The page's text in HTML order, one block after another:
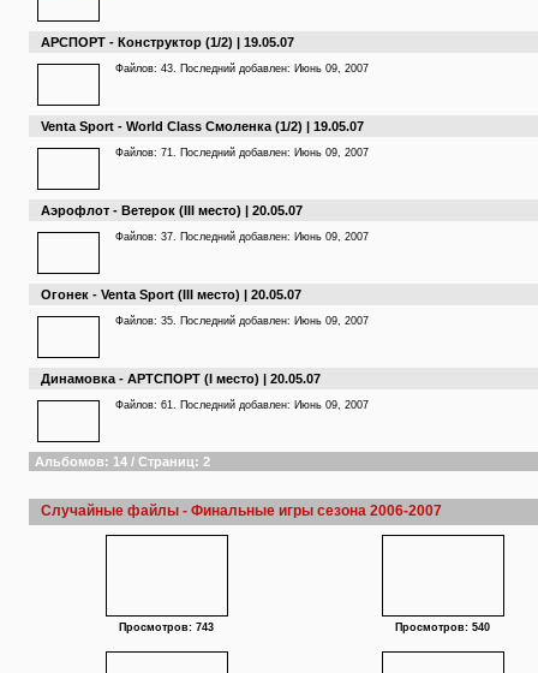
АРСПОРТ - Конструктор (1/2) | 19.05.07
Файлов: 43. Последний добавлен: Июнь 09, 2007
Venta Sport - World Class Смоленка (1/2) | 19.05.07
Файлов: 71. Последний добавлен: Июнь 09, 2007
Аэрофлот - Ветерок (III место) | 20.05.07
Файлов: 37. Последний добавлен: Июнь 09, 2007
Огонек - Venta Sport (III место) | 20.05.07
Файлов: 35. Последний добавлен: Июнь 09, 2007
Динамовка - АРТСПОРТ (I место) | 20.05.07
Файлов: 61. Последний добавлен: Июнь 09, 2007
Альбомов: 14 / Страниц: 2
Случайные файлы - Финальные игры сезона 2006-2007
Просмотров: 743 Просмотров: 540